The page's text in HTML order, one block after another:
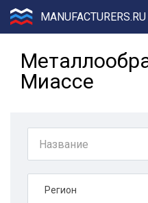
MANUFACTURERS.RU
Миассе
Регион